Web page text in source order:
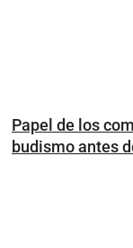
Papel de los
budismo antes